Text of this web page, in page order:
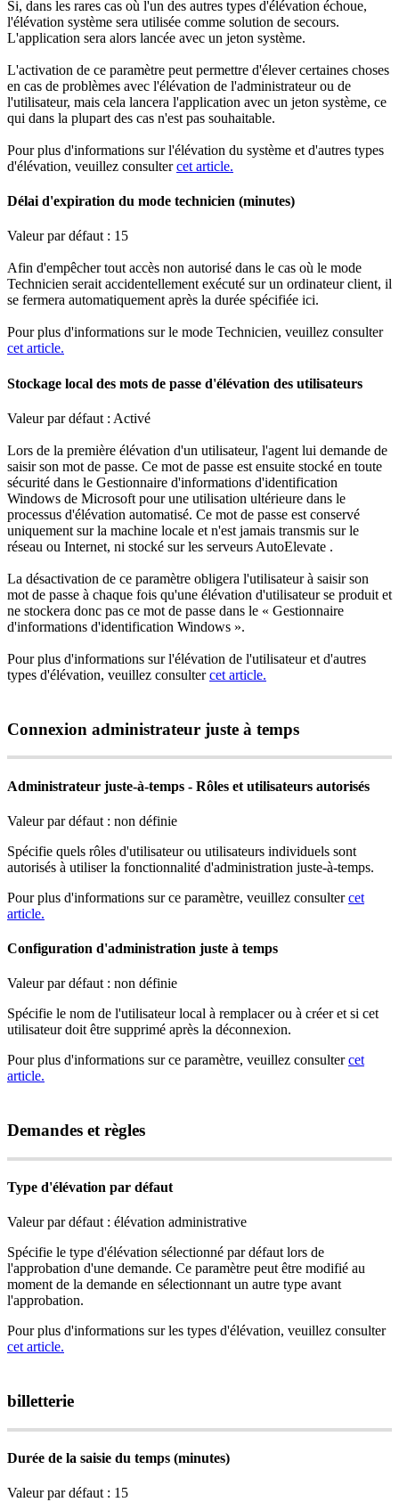
Si, dans les rares cas où l'un des autres types d'élévation échoue,
l'élévation système sera utilisée comme solution de secours.
L'application sera alors lancée avec un jeton système.
L'activation de ce paramètre peut permettre d'élever certaines choses
en cas de problèmes avec l'élévation de l'administrateur ou de
l'utilisateur, mais cela lancera l'application avec un jeton système, ce
qui dans la plupart des cas n'est pas souhaitable.
Pour plus d'informations sur l'élévation du système et d'autres types
d'élévation, veuillez consulter cet article.
Délai d'expiration du mode technicien (minutes)
Valeur par défaut : 15
Afin d'empêcher tout accès non autorisé dans le cas où le mode
Technicien serait accidentellement exécuté sur un ordinateur client, il
se fermera automatiquement après la durée spécifiée ici.
Pour plus d'informations sur le mode Technicien, veuillez consulter
cet article.
Stockage local des mots de passe d'élévation des utilisateurs
Valeur par défaut : Activé
Lors de la première élévation d'un utilisateur, l'agent lui demande de
saisir son mot de passe. Ce mot de passe est ensuite stocké en toute
sécurité dans le Gestionnaire d'informations d'identification
Windows de Microsoft pour une utilisation ultérieure dans le
processus d'élévation automatisé. Ce mot de passe est conservé
uniquement sur la machine locale et n'est jamais transmis sur le
réseau ou Internet, ni stocké sur les serveurs AutoElevate .
La désactivation de ce paramètre obligera l'utilisateur à saisir son
mot de passe à chaque fois qu'une élévation d'utilisateur se produit et
ne stockera donc pas ce mot de passe dans le « Gestionnaire
d'informations d'identification Windows ».
Pour plus d'informations sur l'élévation de l'utilisateur et d'autres
types d'élévation, veuillez consulter cet article.
Connexion administrateur juste à temps
Administrateur juste-à-temps - Rôles et utilisateurs autorisés
Valeur par défaut : non définie
Spécifie quels rôles d'utilisateur ou utilisateurs individuels sont
autorisés à utiliser la fonctionnalité d'administration juste-à-temps.
Pour plus d'informations sur ce paramètre, veuillez consulter cet
article.
Configuration d'administration juste à temps
Valeur par défaut : non définie
Spécifie le nom de l'utilisateur local à remplacer ou à créer et si cet
utilisateur doit être supprimé après la déconnexion.
Pour plus d'informations sur ce paramètre, veuillez consulter cet
article.
Demandes et règles
Type d'élévation par défaut
Valeur par défaut : élévation administrative
Spécifie le type d'élévation sélectionné par défaut lors de
l'approbation d'une demande. Ce paramètre peut être modifié au
moment de la demande en sélectionnant un autre type avant
l'approbation.
Pour plus d'informations sur les types d'élévation, veuillez consulter
cet article.
billetterie
Durée de la saisie du temps (minutes)
Valeur par défaut : 15